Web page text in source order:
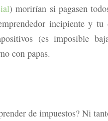
) morirían si pagasen
incipiente y tu
(es imposible
con papas.
de impuestos? Ni